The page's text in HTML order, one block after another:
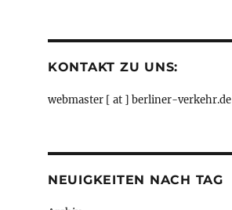
KONTAKT ZU UNS:
webmaster [ at ] berliner-verkehr.de
NEUIGKEITEN NACH TAG